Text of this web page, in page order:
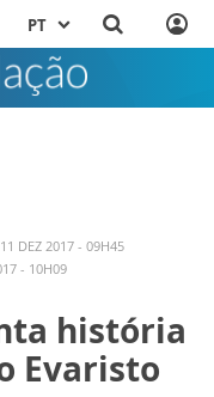
PT
11 DEZ 2017 - 09H45
- 10H09
história
Evaristo